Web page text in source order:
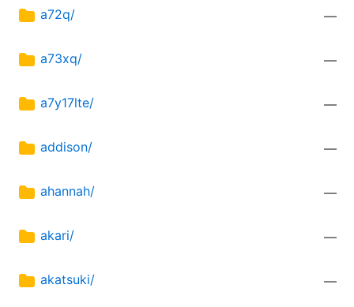
a72q/ —
a73xq/ —
a7y17lte/ —
addison/ —
ahannah/ —
akari/ —
akatsuki/ —